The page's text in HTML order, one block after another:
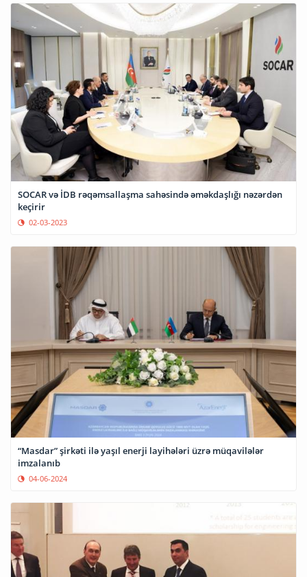
SOCAR və İDB rəqəmsallaşma sahəsində əməkdaşlığı nəzərdən
keçirir
02-03-2023
“Masdar” şirkəti ilə yaşıl enerji layihələri üzrə müqavilələr
imzalanıb
04-06-2024